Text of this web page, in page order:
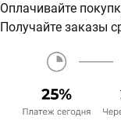
Оплачивайте
Получайте заказы